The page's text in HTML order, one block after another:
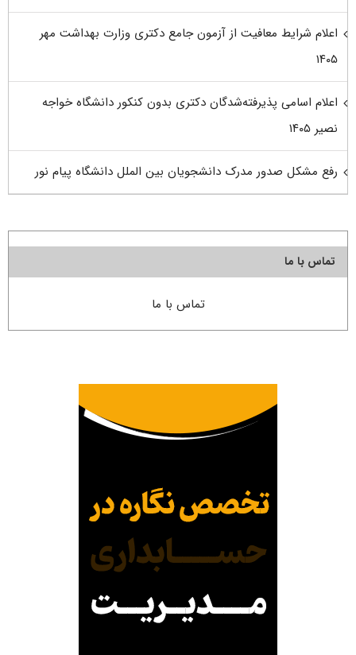
اعلام شرایط معافیت از آزمون جامع دکتری وزارت بهداشت مهر
۱۴۰۵
اعلام اسامی پذیرفته‌شدگان دکتری بدون کنکور دانشگاه خواجه
نصیر ۱۴۰۵
رفع مشکل صدور مدرک دانشجویان بین الملل دانشگاه پیام نور
تماس با ما
تماس با ما